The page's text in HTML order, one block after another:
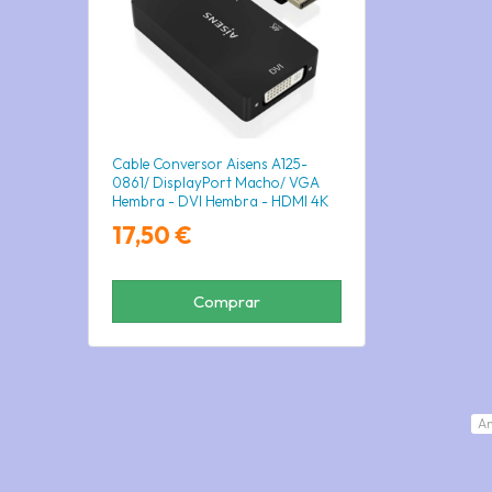
Cable Conversor Aisens A125-
0861/ DisplayPort Macho/ VGA
Hembra - DVI Hembra - HDMI 4K
17,50 €
Comprar